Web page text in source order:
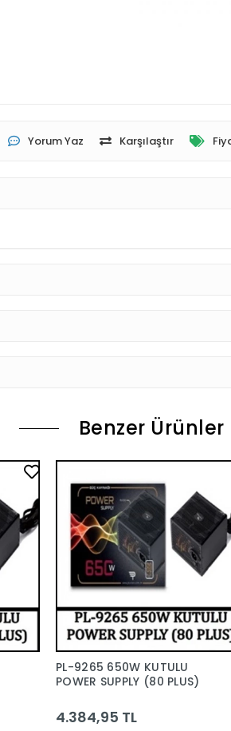
Yorum Yaz Karşılaştır
Benzer Ürünler
PL-9265 650W KUTULU
POWER SUPPLY (80 PLUS)
4.384,95 TL